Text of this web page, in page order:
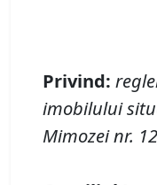
Privind:
imobilului
Mimozei nr.